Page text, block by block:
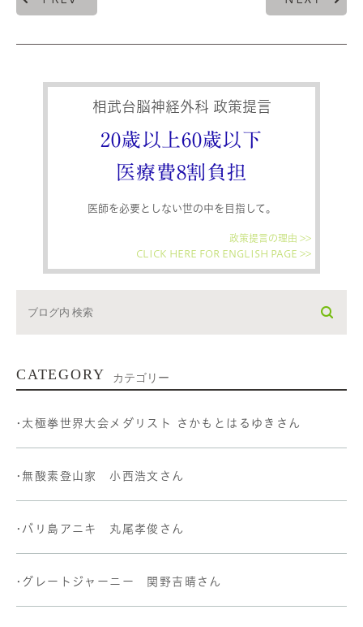
相武台脳神経外科 政策提言
20歳以上60歳以下
医療費8割負担
医師を必要としない世の中を目指して。
政策提言の理由 >>
CLICK HERE FOR ENGLISH PAGE >>
CATEGORY カテゴリー
•太極拳世界大会メダリスト さかもとはるゆきさん
•無酸素登山家 小西浩文さん
•バリ島アニキ 丸尾孝俊さん
•グレートジャーニー 関野吉晴さん